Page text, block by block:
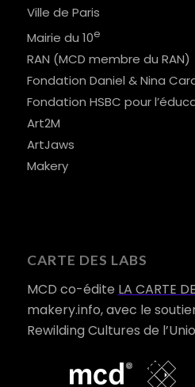
Ville de Paris
Mairie du 10e
RAN (MCD membre du RAN)
Fondation Daniel & Nina
Fondation HSBC pour
Art2M
ArtJaws
Makery
CARTE DES LABS
MCD co-édite LA CARTE
makery.info, avec le
Rewilding Cultures de